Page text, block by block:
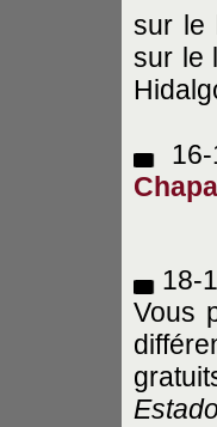
sur le
sur le
18-
Vous